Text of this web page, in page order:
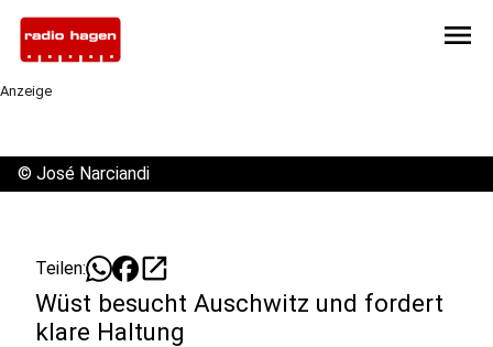
menu
Anzeige
© José Narciandi
Teilen: open_in_new
Wüst besucht Auschwitz und fordert
klare Haltung